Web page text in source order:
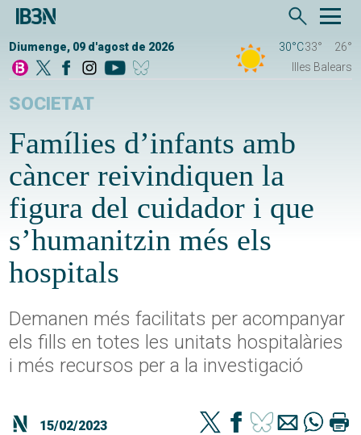
Diumenge, 09 d'agost de 2026 30°C33°
26°
Illes Balears
SOCIETAT
Famílies d’infants amb
càncer reivindiquen la
figura del cuidador i que
s’humanitzin més els
hospitals
Demanen més facilitats per acompanyar
els fills en totes les unitats hospitalàries
i més recursos per a la investigació
15/02/2023